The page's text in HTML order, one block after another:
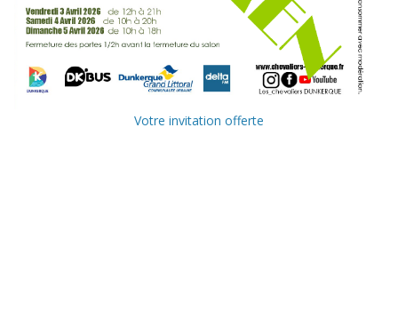
Votre invitation offerte